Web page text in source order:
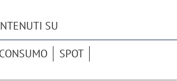
SU
SPOT